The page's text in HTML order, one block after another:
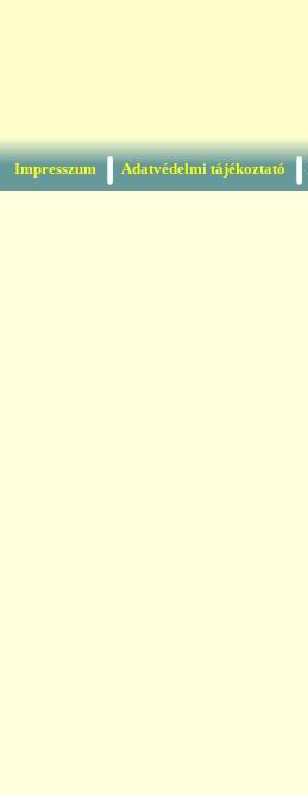
Impresszum Adatvédelmi tájékoztató